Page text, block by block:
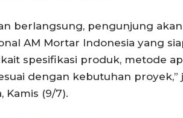
berlangsung, pengunjung
AM Mortar Indonesia yang
spesifikasi produk, metode
dengan kebutuhan proyek,”
Kamis (9/7).